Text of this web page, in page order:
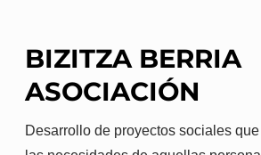
BIZITZA BERRIA
ASOCIACIÓN
Desarrollo de proyectos sociales